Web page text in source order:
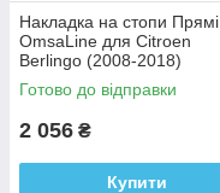
Накладка на стопи Прямі
OmsaLine для Citroen
Berlingo (2008-2018)
Нержавіюча сталь (2 шт.)
Готово до відправки
2 056 ₴
Купити